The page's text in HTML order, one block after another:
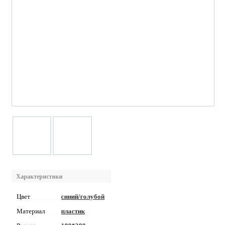
Характеристики
Цвет
синий/голубой
Материал
пластик